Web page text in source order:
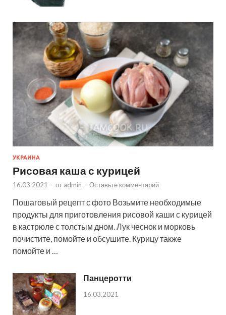
УКРАИНА
Рисовая каша с курицей
16.03.2021 - от admin - Оставьте комментарий
Пошаговый рецепт с фото Возьмите необходимые
продукты для приготовления рисовой каши с курицей
в кастрюле с толстым дном. Лук чеснок и морковь
почистите, помойте и обсушите. Курицу также
помойте и …
Панцеротти
16.03.2021